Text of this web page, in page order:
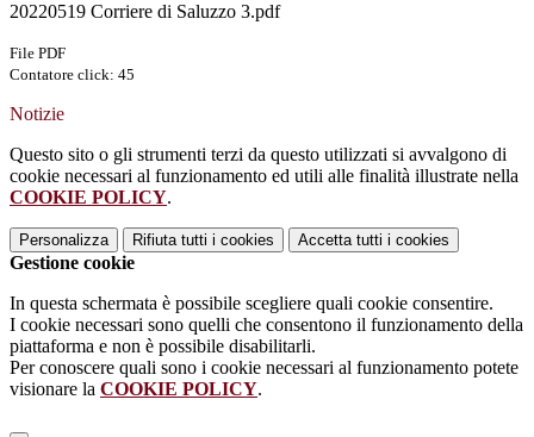
20220519 Corriere di Saluzzo 3.pdf
File PDF
Contatore click: 45
Notizie
Questo sito o gli strumenti terzi da questo utilizzati si avvalgono di
cookie necessari al funzionamento ed utili alle finalità illustrate nella
COOKIE POLICY.
Personalizza Rifiuta tutti i cookies Accetta tutti i cookies
Gestione cookie
In questa schermata è possibile scegliere quali cookie consentire.
I cookie necessari sono quelli che consentono il funzionamento della
piattaforma e non è possibile disabilitarli.
Per conoscere quali sono i cookie necessari al funzionamento potete
visionare la COOKIE POLICY.